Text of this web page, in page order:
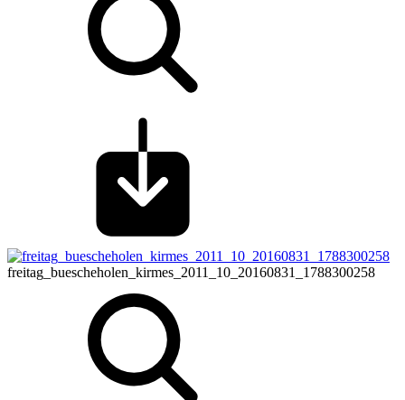
freitag_buescheholen_kirmes_2011_10_20160831_1788300258